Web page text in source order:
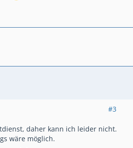
#3
daher kann ich leider nicht.
wäre möglich.